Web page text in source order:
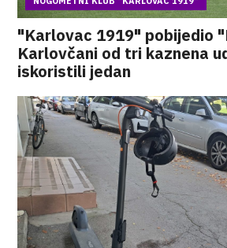
"Karlovac 1919" pobijedio
Karlovčani od tri kaznena
iskoristili jedan